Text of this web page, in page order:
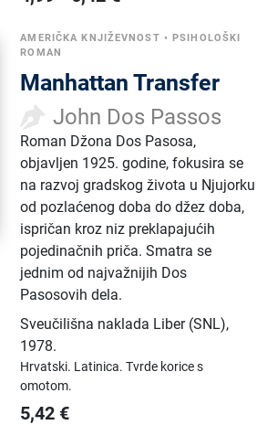
AMERIČKA KNJIŽEVNOST •PSIHOLOŠKI
ROMAN
Manhattan Transfer
John Dos Passos
Roman Džona Dos Pasosa,
objavljen 1925. godine, fokusira se
na razvoj gradskog života u Njujorku
od pozlaćenog doba do džez doba,
ispričan kroz niz preklapajućih
pojedinačnih priča. Smatra se
jednim od najvažnijih Dos
Pasosovih dela.
Sveučilišna naklada Liber (SNL),
1978.
Hrvatski. Latinica.Tvrde korice s
omotom.
5,42 €